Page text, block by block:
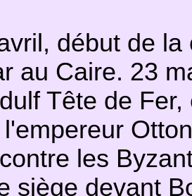
début de
au Caire. 23
Tête de
les
siège devant